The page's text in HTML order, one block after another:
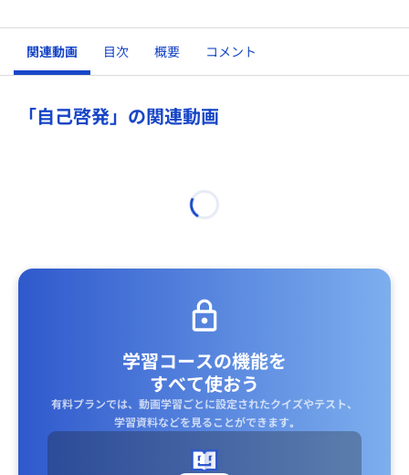
関連動画 目次 概要 コメント
「自己啓発」の関連動画
学習コースの機能を
すべて使おう
有料プランでは、動画学習ごとに設定されたクイズやテスト、
学習資料などを見ることができます｡